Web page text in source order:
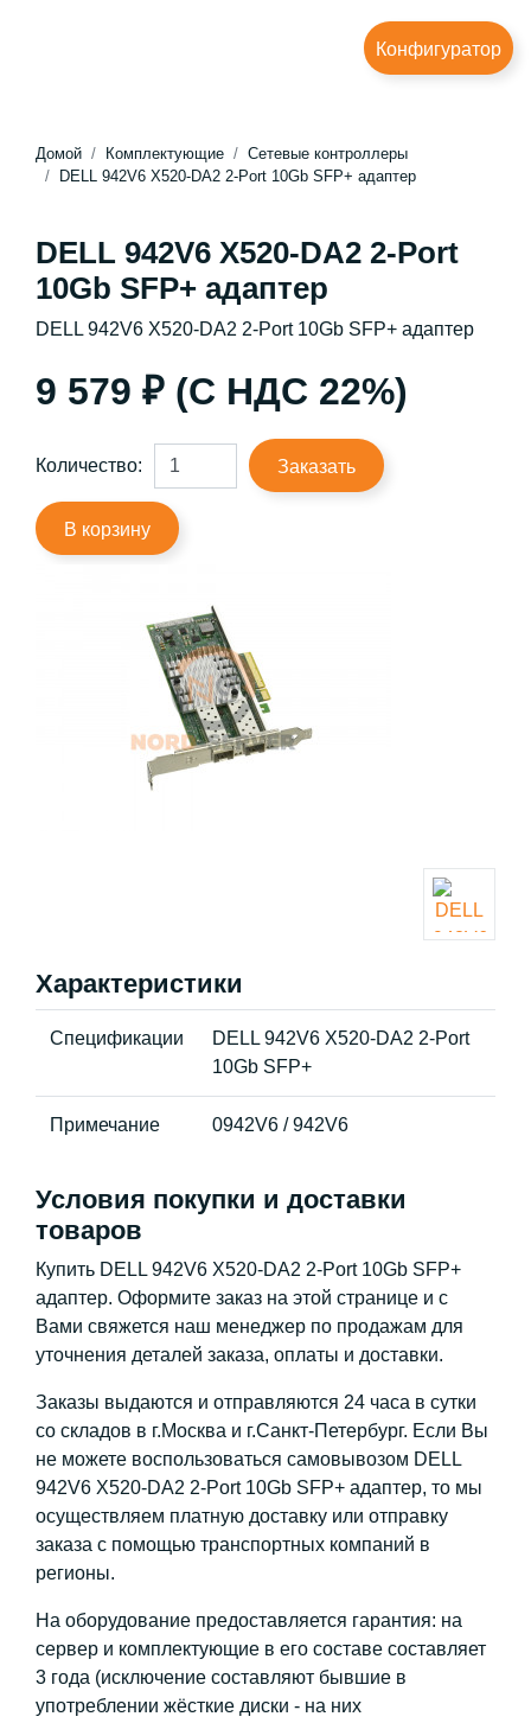
Конфигуратор
Домой Комплектующие
Сетевые контроллеры
DELL 942V6 X520-DA2 2-Port 10Gb SFP+ адаптер
DELL 942V6 X520-DA2 2-Port
10Gb SFP+ адаптер
DELL 942V6 X520-DA2 2-Port 10Gb SFP+ адаптер
9 579 ₽ (С НДС 22%)
Количество: Заказать
В корзину
Характеристики
Спецификации
DELL 942V6 X520-DA2 2-Port
10Gb SFP+
Примечание 0942V6 / 942V6
Условия покупки и доставки
товаров
Купить DELL 942V6 X520-DA2 2-Port 10Gb SFP+
адаптер. Оформите заказ на этой странице и с
Вами свяжется наш менеджер по продажам для
уточнения деталей заказа, оплаты и доставки.
Заказы выдаются и отправляются 24 часа в сутки
со складов в г.Москва и г.Санкт-Петербург. Если Вы
не можете воспользоваться самовывозом DELL
942V6 X520-DA2 2-Port 10Gb SFP+ адаптер, то мы
осуществляем платную доставку или отправку
заказа с помощью транспортных компаний в
регионы.
На оборудование предоставляется гарантия: на
сервер и комплектующие в его составе составляет
3 года (исключение составляют бывшие в
употреблении жёсткие диски - на них